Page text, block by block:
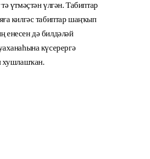
үтмәҫтән үлгән. Табиптар
килгәс табиптар шаңҡып
енесен дә билдәләй
күсерергә
хушлашҡан.